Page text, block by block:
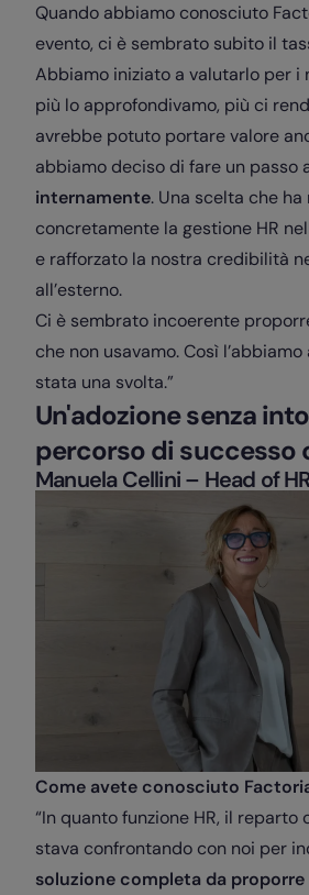
Quando abbiamo conosciuto
evento, ci è sembrato subito il
Abbiamo iniziato a valutarlo per i
più lo approfondivamo, più ci
avrebbe potuto portare valore
abbiamo deciso di fare un passo
internamente. Una scelta che
concretamente la gestione HR
e rafforzato la nostra credibilità
all’esterno.
Ci è sembrato incoerente
che non usavamo. Così
stata una svolta.”
Un'adozione senza
percorso di successo
Manuela Cellini – Head of
Come avete conosciuto
“In quanto funzione HR, il reparto
stava confrontando con noi per
soluzione completa da